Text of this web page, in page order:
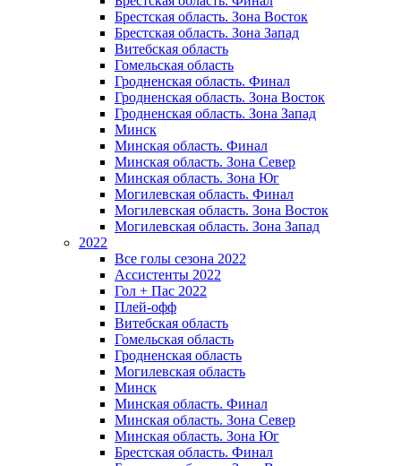
Брестская область. Зона Восток
Брестская область. Зона Запад
Витебская область
Гомельская область
Гродненская область. Финал
Гродненская область. Зона Восток
Гродненская область. Зона Запад
Минск
Минская область. Финал
Минская область. Зона Север
Минская область. Зона Юг
Могилевская область. Финал
Могилевская область. Зона Восток
Могилевская область. Зона Запад
2022
Все голы сезона 2022
Ассистенты 2022
Гол + Пас 2022
Плей-офф
Витебская область
Гомельская область
Гродненская область
Могилевская область
Минск
Mинская область. Финал
Минская область. Зона Север
Минская область. Зона Юг
Брестская область. Финал